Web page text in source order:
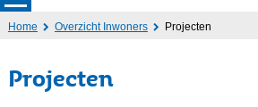
Home Overzicht Inwoners Projecten
Projecten